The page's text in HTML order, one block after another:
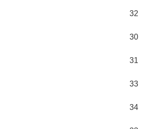
32
30
31
33
34